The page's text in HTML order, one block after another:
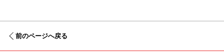
前のページへ戻る